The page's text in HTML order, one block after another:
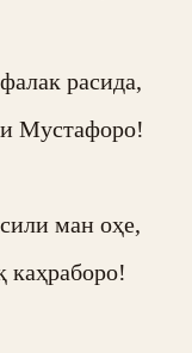
расида,
Мустафоро!
ман оҳе,
каҳраборо!